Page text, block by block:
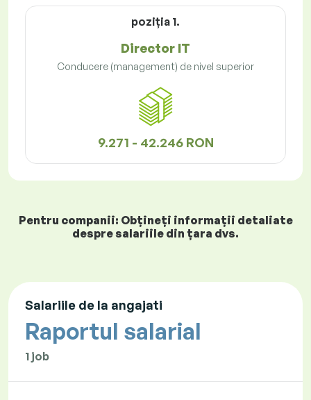
poziţia 1.
Director IT
Conducere (management) de nivel superior
9.271 - 42.246 RON
Pentru companii: Obțineți informații detaliate
despre salariile din țara dvs.
Salariile de la angajati
Raportul salarial
1 job